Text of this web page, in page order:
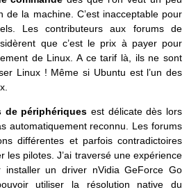
de la machine. C’est inacceptable pour
Les contributeurs aux forums de
que c’est le prix à payer pour
de Linux. A ce tarif là, ils ne sont
Linux ! Même si Ubuntu est l’un des
de périphériquesest délicate dès lors
automatiquement reconnu. Les forums
différentes et parfois contradictoires
les pilotes. J’ai traversé une expérience
installer un driver nVidia GeForce Go
utiliser la résolution native du